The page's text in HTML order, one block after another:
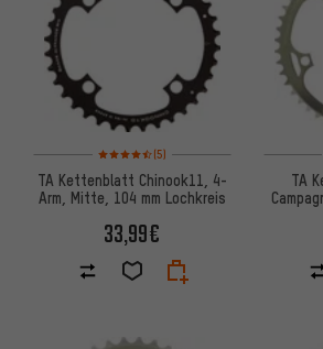
Bewertungen: 4,5 von 5 basierend auf
(5)
TA Kettenblatt Chinook11, 4-
Arm, Mitte, 104 mm Lochkreis
33,99€
TA